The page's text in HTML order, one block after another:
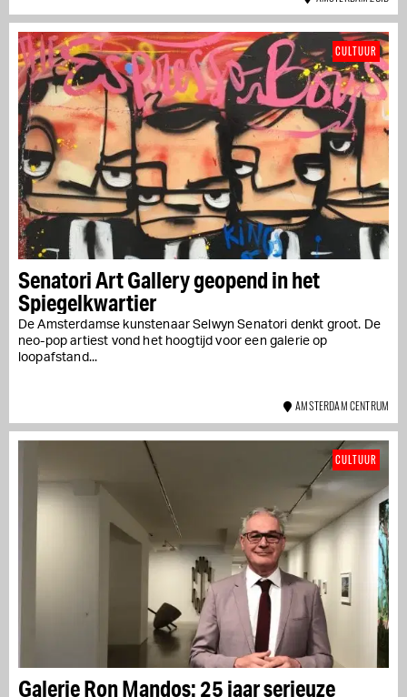
Senatori Art Gallery geopend in het
Spiegelkwartier
De Amsterdamse kunstenaar Selwyn Senatori denkt groot. De
neo-pop artiest vond het hoogtijd voor een galerie op
loopafstand...
CULTUUR
AMSTERDAM CENTRUM
Galerie Ron Mandos: 25 jaar serieuze
CULTUUR